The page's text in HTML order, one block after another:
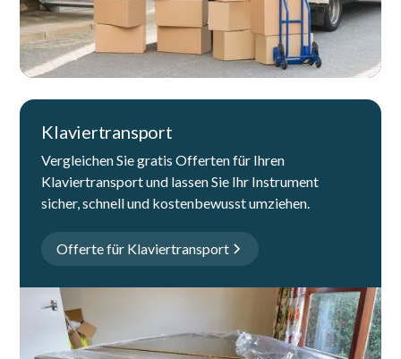
Klaviertransport
Vergleichen Sie gratis Offerten für Ihren
Klaviertransport und lassen Sie Ihr Instrument
sicher, schnell und kostenbewusst umziehen.
Offerte für Klaviertransport